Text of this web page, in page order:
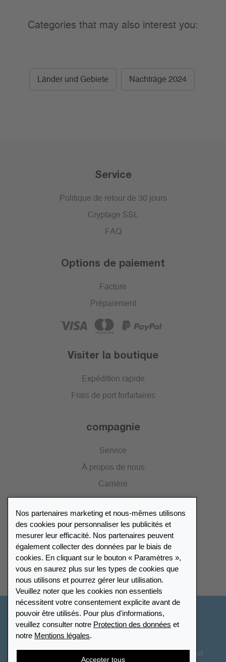
Categories that may also interest you:
Länder und Gebiete Nachträge 2024
Service
Politique de retour de 30 jours
Cryptage SSL
FAQ
Options de paiement
Facture
Prépaiement
Visiter la boutique
Expédition rapide
Frais de port forfaitaires
compagnie
Service
À propos de nous
Carrière
Catalogue
Répertoire des revendeurs
Trouver Leuchtturm
Nos partenaires marketing et nous-mêmes utilisons
des cookies pour personnaliser les publicités et
mesurer leur efficacité. Nos partenaires peuvent
également collecter des données par le biais de
cookies. En cliquant sur le bouton « Paramètres »,
vous en saurez plus sur les types de cookies que
nous utilisons et pourrez gérer leur utilisation.
Veuillez noter que les cookies non essentiels
nécessitent votre consentement explicite avant de
pouvoir être utilisés. Pour plus d'informations,
veuillez consulter notre Protection des données et
notre Mentions légales.
Accepter tous
Suisse - Français
Paramètres des cookies
Contact